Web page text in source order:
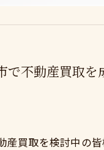
で不動産買取
産買取を検討中の